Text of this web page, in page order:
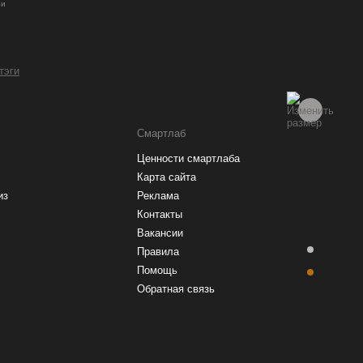
Смартлаб
Ценности смартлаба
Карта сайта
Реклама
Контакты
Вакансии
Правила
Помощь
Обратная связь